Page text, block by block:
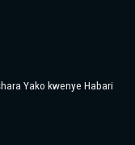
Yako kwenye Habari